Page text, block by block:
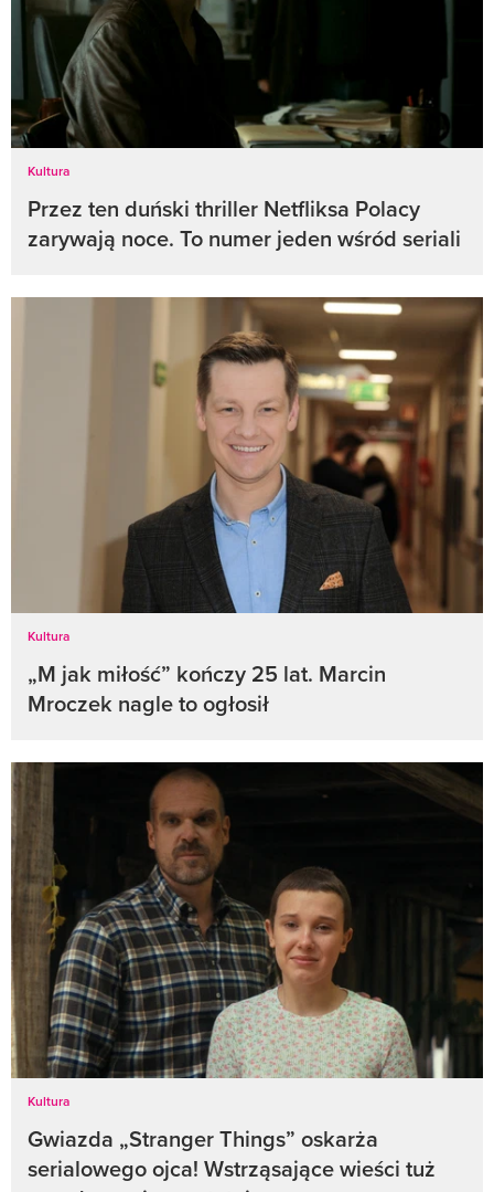
Kultura
Przez ten duński thriller Netfliksa Polacy
zarywają noce. To numer jeden wśród seriali
Kultura
„M jak miłość” kończy 25 lat. Marcin
Mroczek nagle to ogłosił
Kultura
Gwiazda „Stranger Things” oskarża
serialowego ojca! Wstrząsające wieści tuż